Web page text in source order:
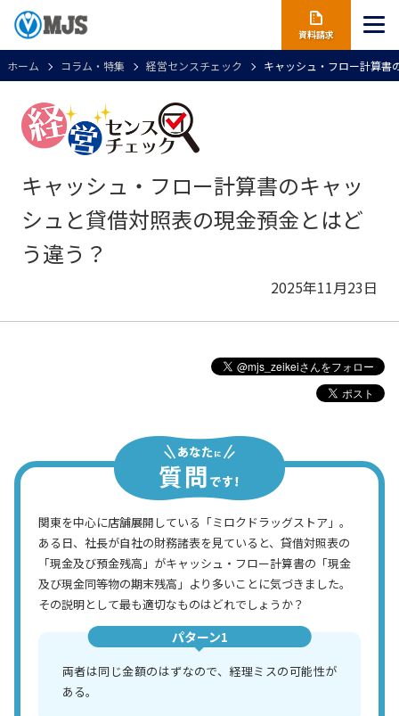
資料請求
ホーム コラム・特集 経営センスチェック キャッシュ・フロー計算書
キャッシュ・フロー計算書のキャッ
シュと貸借対照表の現金預金とはど
う違う？
2025年11月23日
関東を中心に店舗展開している「ミロクドラッグストア」。
ある日、社長が自社の財務諸表を見ていると、貸借対照表の
「現金及び預金残高」がキャッシュ・フロー計算書の「現金
及び現金同等物の期末残高」より多いことに気づきました。
その説明として最も適切なものはどれでしょうか？
パターン1
両者は同じ金額のはずなので、経理ミスの可能性が
ある。